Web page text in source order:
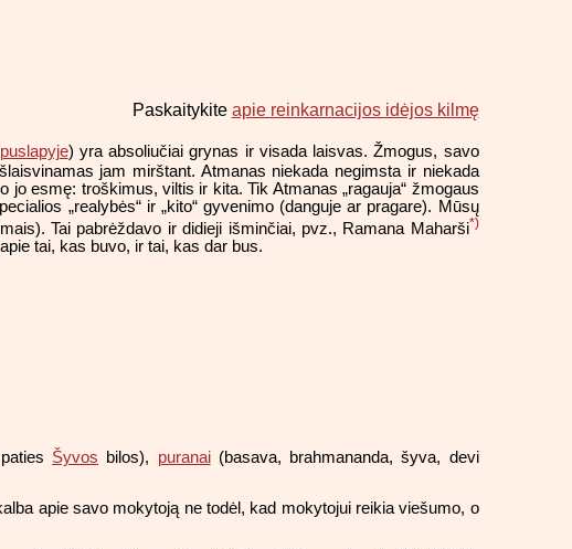
Paskaitykite apie reinkarnacijos idėjos kilmę
) yra absoliučiai grynas ir visada laisvas. Žmogus, savo
jam mirštant. Atmanas niekada negimsta ir niekada
esmę: troškimus, viltis ir kita. Tik Atmanas „ragauja“ žmogaus
„realybės“ ir „kito“ gyvenimo (danguje ar pragare). Mūsų
Tai pabrėždavo ir didieji išminčiai, pvz., Ramana Maharši*)
tai, kas buvo, ir tai, kas dar bus.
Šyvos bilos), puranai(basava, brahmananda, šyva, devi
apie savo mokytoją ne todėl, kad mokytojui reikia viešumo, o